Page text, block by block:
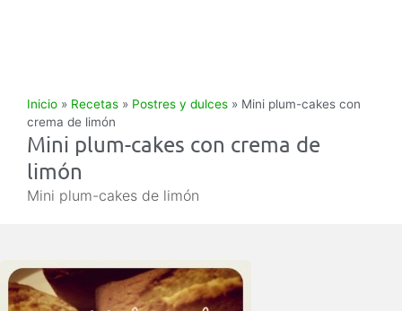
Inicio » Recetas » Postres y dulces » Mini plum-cakes con
crema de limón
Mini plum-cakes con crema de
limón
Mini plum-cakes de limón